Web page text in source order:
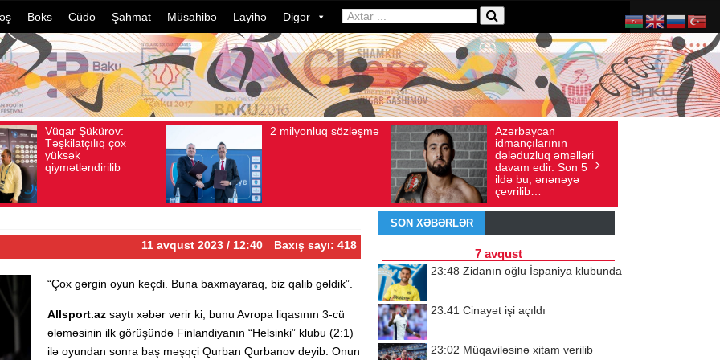
Boks Cüdo Şahmat Müsahibə Layihə Digər
2 milyonluq sözləşmə
Avqust 04, 2026
Azərbaycan
idmançılarının
dələduzluq əməlləri
davam edir. Son 5
ildə bu, ənənəyə
Baxış sayı: 136
Avqust 04, 2026
ürəyi hər zaman
doğma yurdu ilə
döyünür
İyul 30, 2026
11 avqust 2023 / 12:40 Baxış sayı: 418
“Çox gərgin oyun keçdi. Buna baxmayaraq, biz qalib gəldik”.
Allsport.az saytı xəbər verir ki, bunu Avropa liqasının 3-cü
ələməsinin ilk görüşündə Finlandiyanın “Helsinki” klubu (2:1)
ilə oyundan sonra baş məşqçi Qurban Qurbanov deyib. Onun
SON XƏBƏRLƏR
7 avqust
23:48 Zidanın oğlu İspaniya klubunda
23:41 Cinayət işi açıldı
23:02 Müqaviləsinə xitam verilib